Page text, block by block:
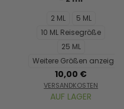
2 ML
5 ML
10 ML Reisegröße
25 ML
Weitere Größen anzeigen...
10,00 €
VERSANDKOSTEN
AUF LAGER